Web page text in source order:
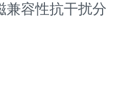
兼容性抗干扰分